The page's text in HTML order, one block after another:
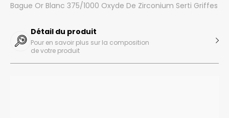
Bague Or Blanc 375/1000 Oxyde De Zirconium Serti Griffes
Détail du produit
Pour en savoir plus sur la composition
de votre produit